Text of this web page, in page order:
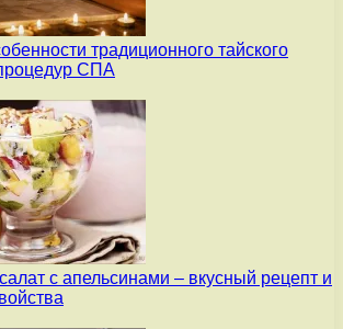
традиционного тайского
СПА
с апельсинами – вкусный рецепт и